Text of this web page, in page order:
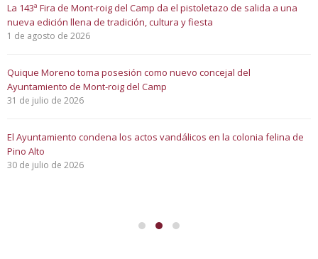
La 143ª Fira de Mont-roig del Camp da el pistoletazo de salida a una
nueva edición llena de tradición, cultura y fiesta
1 de agosto de 2026
Quique Moreno toma posesión como nuevo concejal del
Ayuntamiento de Mont-roig del Camp
31 de julio de 2026
El Ayuntamiento condena los actos vandálicos en la colonia felina de
Pino Alto
30 de julio de 2026